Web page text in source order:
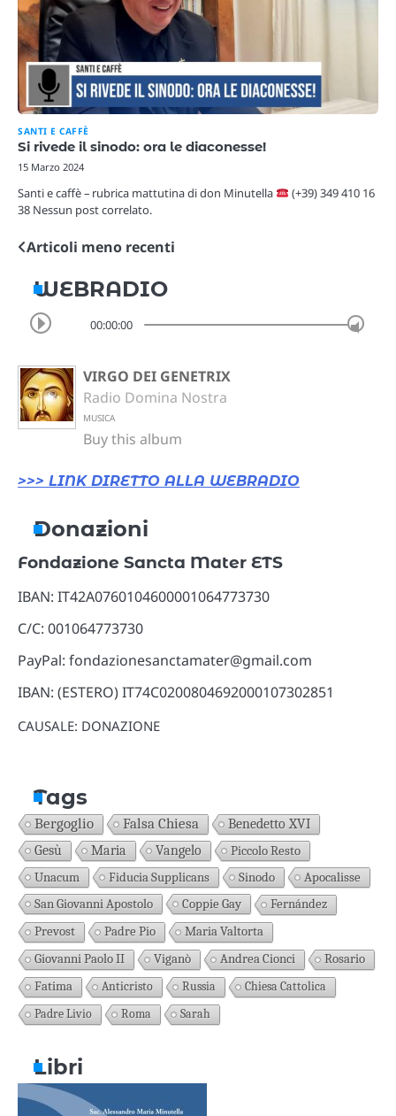
SANTI E CAFFÈ
Si rivede il sinodo: ora le diaconesse!
15 Marzo 2024
Santi e caffè – rubrica mattutina di don Minutella
(+39) 349 410 16
38 Nessun post correlato.
Navigazione
articoli
Articoli meno recenti
WEBRADIO
00:00:00
VIRGO DEI GENETRIX
Radio Domina Nostra
MUSICA
Buy this album
>>> LINK DIRETTO ALLA WEBRADIO
Donazioni
Fondazione Sancta Mater ETS
IBAN: IT42A0760104600001064773730
C/C: 001064773730
PayPal: fondazionesanctamater@gmail.com
IBAN: (ESTERO) IT74C0200804692000107302851
CAUSALE: DONAZIONE
Tags
Bergoglio Falsa Chiesa Benedetto XVI
Gesù Maria Vangelo
Piccolo Resto
Unacum
Fiducia Supplicans Sinodo
Apocalisse
San Giovanni Apostolo
Coppie Gay
Fernández
Prevost
Padre Pio
Maria Valtorta
Giovanni Paolo II
Viganò Andrea Cionci
Rosario
Fatima
Anticristo Russia
Chiesa Cattolica
Padre Livio
Roma Sarah
Libri